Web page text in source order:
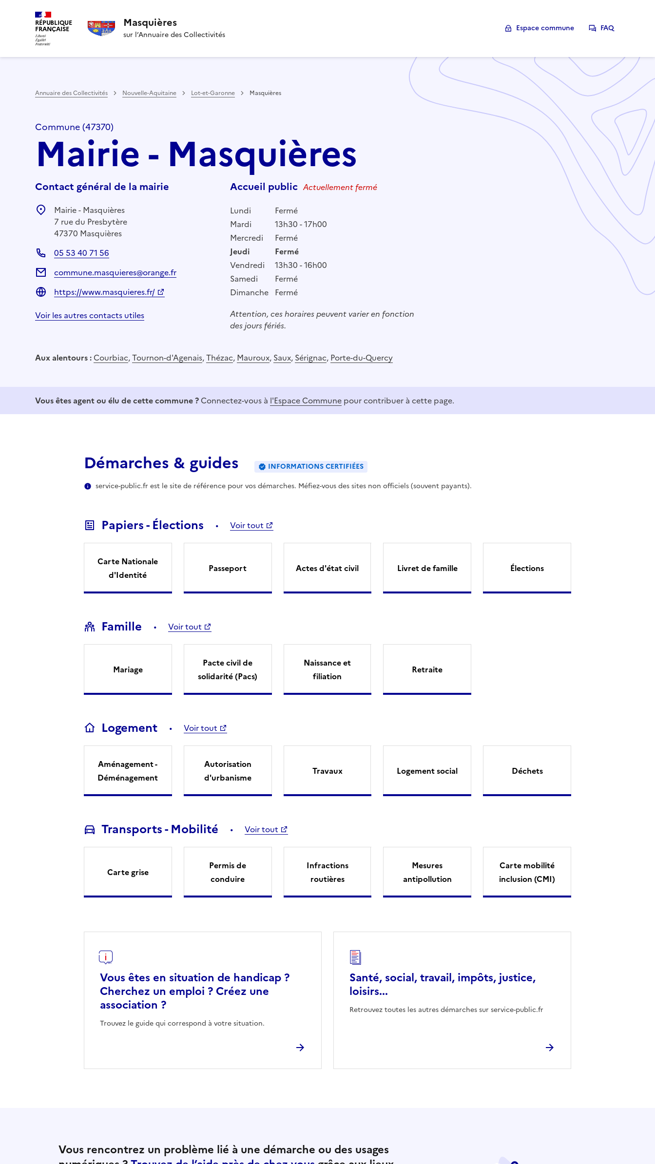
RÉPUBLIQUE
FRANÇAISE Masquières
sur l’Annuaire des Collectivités
Espace commune FAQ
Annuaire des Collectivités Nouvelle-Aquitaine Lot-et-Garonne Masquières
Commune (47370)
Mairie - Masquières
Contact général de la mairie
Mairie - Masquières
7 rue du Presbytère
47370 Masquières
05 53 40 71 56
commune.masquieres@orange.fr
https://www.masquieres.fr/
Voir les autres contacts utiles
Accueil public Actuellement fermé
Lundi
Fermé
Mardi
13h30 - 17h00
Mercredi
Fermé
Jeudi
Fermé
Vendredi
13h30 - 16h00
Samedi
Fermé
Dimanche Fermé
Attention, ces horaires peuvent varier en fonction
des jours fériés.
Aux alentours : Courbiac,Tournon-d'Agenais,Thézac, Mauroux, Saux, Sérignac, Porte-du-Quercy
Vous êtes agent ou élu de cette commune ? Connectez-vous à l'Espace Commune pour contribuer à cette page.
Démarches & guides
INFORMATIONS CERTIFIÉES
service-public.fr est le site de référence pour vos démarches. Méfiez-vous des sites non officiels (souvent payants).
Papiers - Élections Voir tout
Carte Nationale
d'Identité
Passeport Actes d'état civil Livret de famille Élections
Famille Voir tout
Mariage
Pacte civil de
solidarité (Pacs)
Naissance et
filiation
Retraite
Logement Voir tout
Aménagement -
Déménagement
Autorisation
d'urbanisme
Travaux Logement social Déchets
Transports - Mobilité Voir tout
Carte grise
Permis de
conduire
Infractions
routières
Mesures
antipollution
Carte mobilité
inclusion (CMI)
Vous êtes en situation de handicap ?
Cherchez un emploi ? Créez une
association ?
Trouvez le guide qui correspond à votre situation.
Santé, social, travail, impôts, justice,
loisirs...
Retrouvez toutes les autres démarches sur service-public.fr
Vous rencontrez un problème lié à une démarche ou des usages